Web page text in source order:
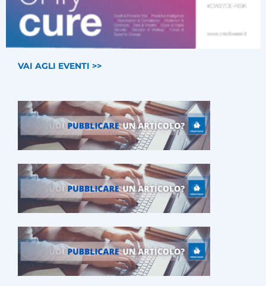
VAI AGLI EVENTI >>